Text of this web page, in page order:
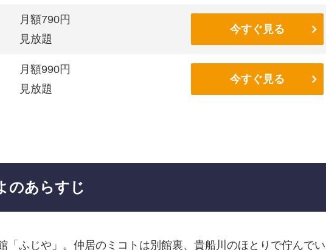
月額790円
見放題
今すぐ見る
月額990円
見放題
今すぐ見る
のあらすじ
「ふじや」。仲居のミコトは別館裏、貴船川のほとりで佇んでい